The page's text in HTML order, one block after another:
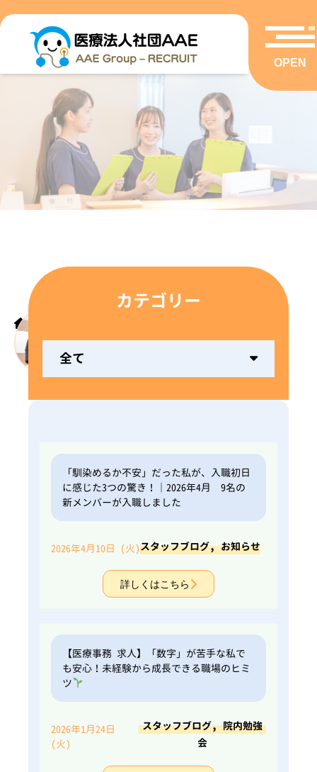
OPEN
VOICE
ホーム
カテゴリー
全て
「馴染めるか不安」だった私が、入職初日
に感じた3つの驚き！｜2026年4月 9名の
新メンバーが入職しました
2026年4月10日 (火)スタッフブログ,お知らせ
詳しくはこちら
【医療事務 求人】「数字」が苦手な私で
も安心！未経験から成長できる職場のヒミ
ツ
2026年1月24日
(火)
スタッフブログ,院内勉強
会